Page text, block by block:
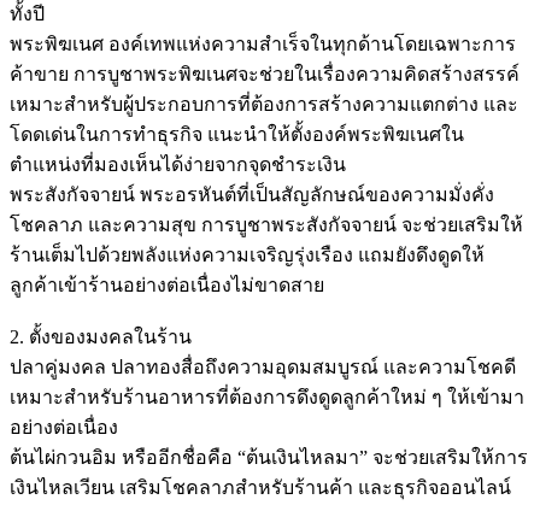
ทั้งปี
พระพิฆเนศ องค์เทพแห่งความสำเร็จในทุกด้านโดยเฉพาะการ
ค้าขาย การบูชาพระพิฆเนศจะช่วยในเรื่องความคิดสร้างสรรค์
เหมาะสำหรับผู้ประกอบการที่ต้องการสร้างความแตกต่าง และ
โดดเด่นในการทำธุรกิจ แนะนำให้ตั้งองค์พระพิฆเนศใน
ตำแหน่งที่มองเห็นได้ง่ายจากจุดชำระเงิน
พระสังกัจจายน์ พระอรหันต์ที่เป็นสัญลักษณ์ของความมั่งคั่ง
โชคลาภ และความสุข การบูชาพระสังกัจจายน์ จะช่วยเสริมให้
ร้านเต็มไปด้วยพลังแห่งความเจริญรุ่งเรือง แถมยังดึงดูดให้
ลูกค้าเข้าร้านอย่างต่อเนื่องไม่ขาดสาย
2. ตั้งของมงคลในร้าน
ปลาคู่มงคล ปลาทองสื่อถึงความอุดมสมบูรณ์ และความโชคดี
เหมาะสำหรับร้านอาหารที่ต้องการดึงดูดลูกค้าใหม่ ๆ ให้เข้ามา
อย่างต่อเนื่อง
ต้นไผ่กวนอิม หรืออีกชื่อคือ “ต้นเงินไหลมา” จะช่วยเสริมให้การ
เงินไหลเวียน เสริมโชคลาภสำหรับร้านค้า และธุรกิจออนไลน์